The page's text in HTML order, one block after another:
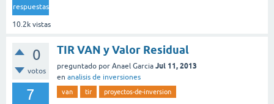
respuestas
10.2k vistas
0
votos
7
TIR VAN y Valor Residual
preguntado por Anael Garcia Jul 11, 2013
en analisis de inversiones
van tir proyectos-de-inversion